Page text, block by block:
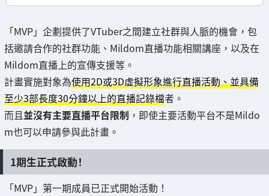
「MVP」企劃提供了VTuber之間建立社群與人脈的機會，包
括邀請合作的社群功能、Mildom直播功能相關講座，以及在
Mildom直播上的宣傳支援等。
計畫實施對象為使用2D或3D虛擬形象進行直播活動、並具備
至少3部長度30分鐘以上的直播記錄檔者。
而且並沒有主要直播平台限制 ，即使主要活動平台不是Mildo
m也可以申請參與此計畫。
1期生正式啟動！
「MVP」第一期成員已正式開始活動！